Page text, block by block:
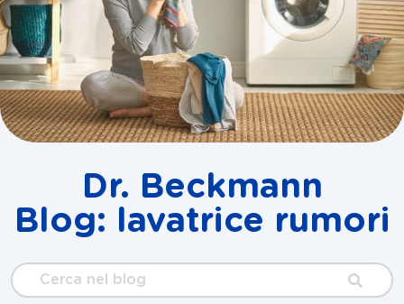
Dr. Beckmann
Blog: lavatrice rumori
Cerca
nel